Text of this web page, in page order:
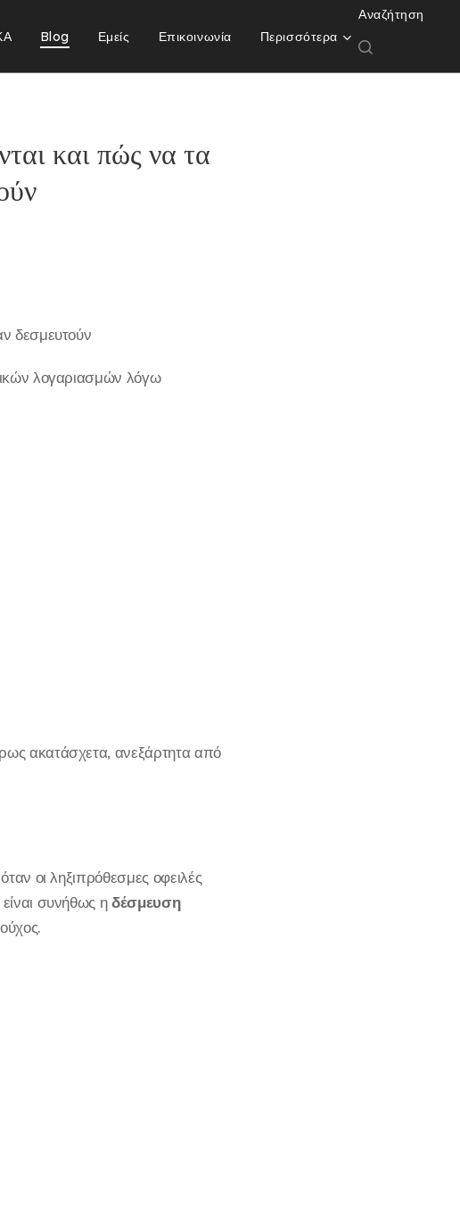
Blog Εμείς Επικοινωνία Περισσότερα
Αναζήτηση
και πώς να τα
δεσμευτούν
λογαριασμών λόγω
ακατάσχετα, ανεξάρτητα από
οι ληξιπρόθεσμες οφειλές
συνήθως ηδέσμευση